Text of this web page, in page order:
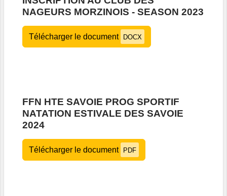
NAGEURS MORZINOIS - SEASON 2023
Télécharger le document DOCX
FFN HTE SAVOIE PROG SPORTIF
NATATION ESTIVALE DES SAVOIE
2024
Télécharger le document PDF